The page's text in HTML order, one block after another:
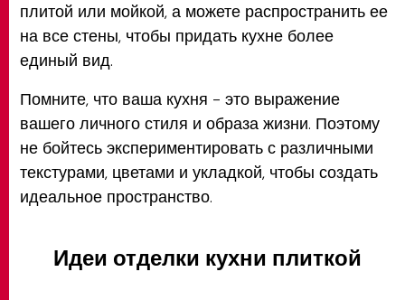
плитой или мойкой, а можете распространить ее
на все стены, чтобы придать кухне более
единый вид.
Помните, что ваша кухня - это выражение
вашего личного стиля и образа жизни. Поэтому
не бойтесь экспериментировать с различными
текстурами, цветами и укладкой, чтобы создать
идеальное пространство.
Идеи отделки кухни плиткой